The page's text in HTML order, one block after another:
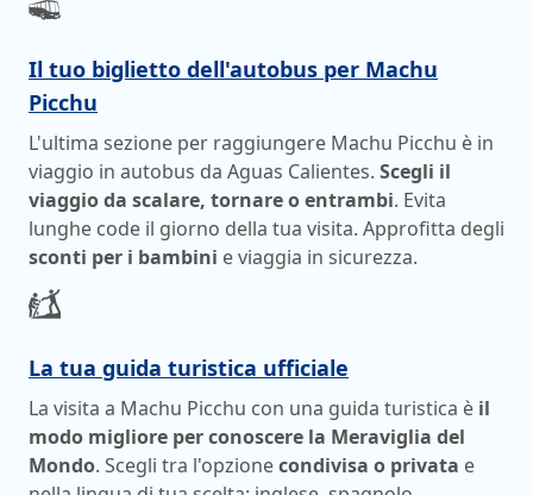
Il tuo biglietto dell'autobus per Machu
Picchu
L'ultima sezione per raggiungere Machu Picchu è in
viaggio in autobus da Aguas Calientes. Scegli il
viaggio da scalare, tornare o entrambi. Evita
lunghe code il giorno della tua visita. Approfitta degli
sconti per i bambini e viaggia in sicurezza.
La tua guida turistica ufficiale
La visita a Machu Picchu con una guida turistica è il
modo migliore per conoscere la Meraviglia del
Mondo. Scegli tra l'opzionecondivisa o privata e